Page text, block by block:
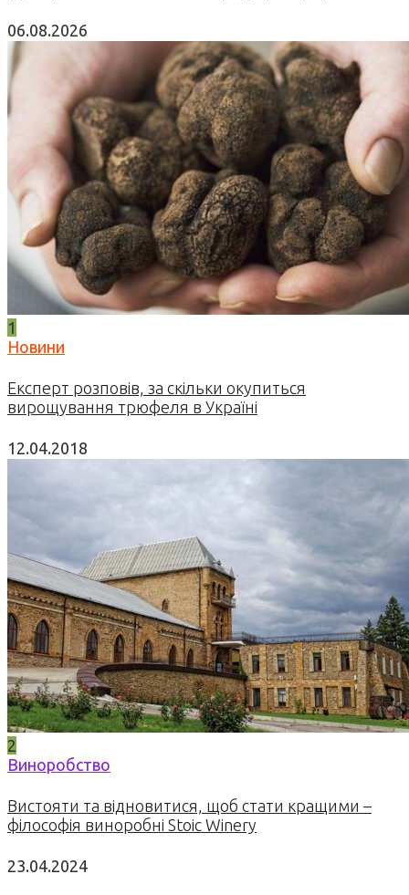
06.08.2026
1
Новини
Експерт розповів, за скільки окупиться
вирощування трюфеля в Україні
12.04.2018
2
Виноробство
Вистояти та відновитися, щоб стати кращими –
філософія виноробні Stoic Winery
23.04.2024